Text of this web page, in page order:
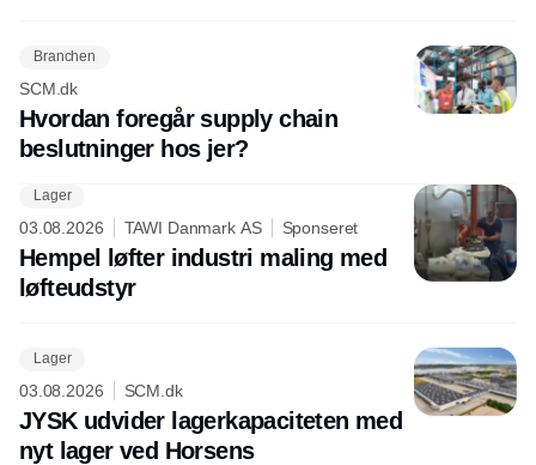
Branchen
SCM.dk
Hvordan foregår supply chain
beslutninger hos jer?
Lager
03.08.2026 TAWI Danmark AS Sponseret
Hempel løfter industri maling med
løfteudstyr
Lager
03.08.2026 SCM.dk
JYSK udvider lagerkapaciteten med
nyt lager ved Horsens